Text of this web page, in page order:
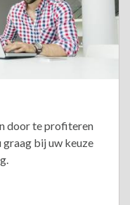
door te profiteren
graag bij uw keuze